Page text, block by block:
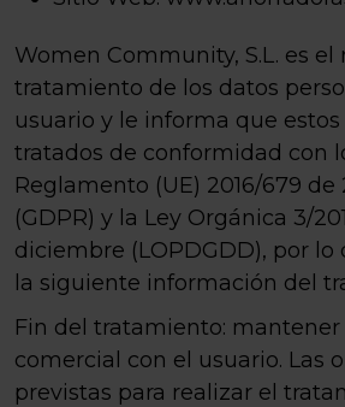
Women Community, S.L. es el
tratamiento de los datos
usuario y le informa que estos
tratados de conformidad con
Reglamento (UE) 2016/679 de
(GDPR) y la Ley Orgánica 3/
diciembre (LOPDGDD), por lo
la siguiente información del
Fin del tratamiento:
comercial con el usuario. Las
previstas para realizar el